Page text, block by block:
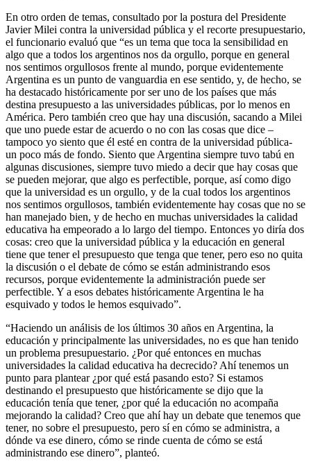
En otro orden de temas, consultado por la postura del Presidente
Javier Milei contra la universidad pública y el recorte presupuestario,
el funcionario evaluó que “es un tema que toca la sensibilidad en
algo que a todos los argentinos nos da orgullo, porque en general
nos sentimos orgullosos frente al mundo, porque evidentemente
Argentina es un punto de vanguardia en ese sentido, y, de hecho, se
ha destacado históricamente por ser uno de los países que más
destina presupuesto a las universidades públicas, por lo menos en
América. Pero también creo que hay una discusión, sacando a Milei
que uno puede estar de acuerdo o no con las cosas que dice –
tampoco yo siento que él esté en contra de la universidad pública-
un poco más de fondo. Siento que Argentina siempre tuvo tabú en
algunas discusiones, siempre tuvo miedo a decir que hay cosas que
se pueden mejorar, que algo es perfectible, porque, así como digo
que la universidad es un orgullo, y de la cual todos los argentinos
nos sentimos orgullosos, también evidentemente hay cosas que no se
han manejado bien, y de hecho en muchas universidades la calidad
educativa ha empeorado a lo largo del tiempo. Entonces yo diría dos
cosas: creo que la universidad pública y la educación en general
tiene que tener el presupuesto que tenga que tener, pero eso no quita
la discusión o el debate de cómo se están administrando esos
recursos, porque evidentemente la administración puede ser
perfectible. Y a esos debates históricamente Argentina le ha
esquivado y todos le hemos esquivado”.
“Haciendo un análisis de los últimos 30 años en Argentina, la
educación y principalmente las universidades, no es que han tenido
un problema presupuestario. ¿Por qué entonces en muchas
universidades la calidad educativa ha decrecido? Ahí tenemos un
punto para plantear ¿por qué está pasando esto? Si estamos
destinando el presupuesto que históricamente se dijo que la
educación tenía que tener, ¿por qué la educación no acompaña
mejorando la calidad? Creo que ahí hay un debate que tenemos que
tener, no sobre el presupuesto, pero sí en cómo se administra, a
dónde va ese dinero, cómo se rinde cuenta de cómo se está
administrando ese dinero”, planteó.